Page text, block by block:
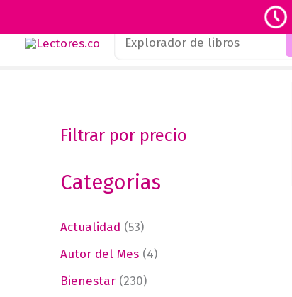
Buscar
Filtrar por precio
Categorias
Actualidad (53)
Autor del Mes (4)
Bienestar (230)